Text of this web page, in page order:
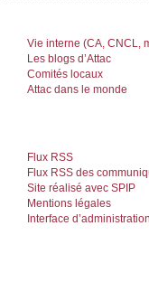
Vie interne (CA, CNCL,
Les blogs d’Attac
Comités locaux
Attac dans le monde
Flux RSS
Flux RSS des
Site réalisé avec SPIP
Mentions légales
Interface d’administration